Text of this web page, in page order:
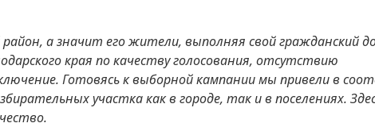
а значит его жители, выполняя свой гражданский
края по качеству голосования, отсутствию
Готовясь к выборной кампании мы привели в
участка как в городе, так и в поселениях.